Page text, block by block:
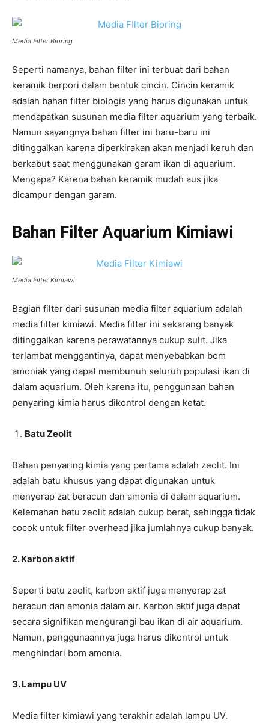
Media Filter Bioring
Seperti namanya, bahan filter ini terbuat dari bahan
keramik berpori dalam bentuk cincin. Cincin keramik
adalah bahan filter biologis yang harus digunakan untuk
mendapatkan susunan media filter aquarium yang terbaik.
Namun sayangnya bahan filter ini baru-baru ini
ditinggalkan karena diperkirakan akan menjadi keruh dan
berkabut saat menggunakan garam ikan di aquarium.
Mengapa? Karena bahan keramik mudah aus jika
dicampur dengan garam.
Bahan Filter Aquarium Kimiawi
Media Filter Kimiawi
Bagian filter dari susunan media filter aquarium adalah
media filter kimiawi. Media filter ini sekarang banyak
ditinggalkan karena perawatannya cukup sulit. Jika
terlambat menggantinya, dapat menyebabkan bom
amoniak yang dapat membunuh seluruh populasi ikan di
dalam aquarium. Oleh karena itu, penggunaan bahan
penyaring kimia harus dikontrol dengan ketat.
Batu Zeolit ​​
Bahan penyaring kimia yang pertama adalah zeolit. Ini
adalah batu khusus yang dapat digunakan untuk
menyerap zat beracun dan amonia di dalam aquarium.
Kelemahan batu zeolit ​​​​adalah cukup berat, sehingga tidak
cocok untuk filter overhead jika jumlahnya cukup banyak.
2. Karbon aktif
Seperti batu zeolit, karbon aktif juga menyerap zat
beracun dan amonia dalam air. Karbon aktif juga dapat
secara signifikan mengurangi bau ikan di air aquarium.
Namun, penggunaannya juga harus dikontrol untuk
menghindari bom amonia.
3. Lampu UV
Media filter kimiawi yang terakhir adalah lampu UV.